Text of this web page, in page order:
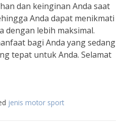
dan keinginan Anda saat
Anda dapat menikmati
dengan lebih maksimal.
bagi Anda yang sedang
tepat untuk Anda. Selamat
jenis motor sport